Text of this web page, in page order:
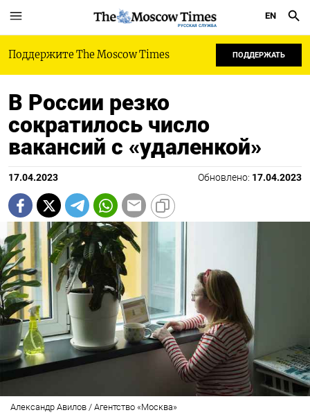
РУССКАЯ СЛУЖБА
EN
Поддержите The Moscow Times ПОДДЕРЖАТЬ
В России резко
сократилось число
вакансий с «удаленкой»
17.04.2023 Обновлено: 17.04.2023
Александр Авилов / Агентство «Москва»